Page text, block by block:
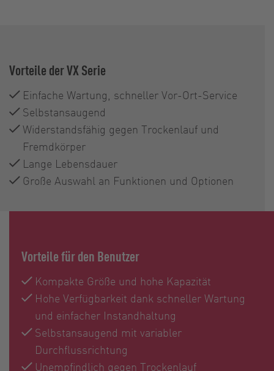
Vorteile der VX Serie
Einfache Wartung, schneller Vor-Ort-Service
Selbstansaugend
Widerstandsfähig gegen Trockenlauf und
Fremdkörper
Lange Lebensdauer
Große Auswahl an Funktionen und Optionen
Vorteile für den Benutzer
Kompakte Größe und hohe Kapazität
Hohe Verfügbarkeit dank schneller Wartung
und einfacher Instandhaltung
Selbstansaugend mit variabler
Durchflussrichtung
Unempfindlich gegen Trockenlauf